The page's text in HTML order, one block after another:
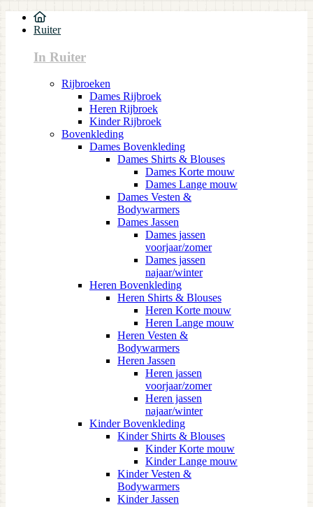
Ruiter
In Ruiter
Rijbroeken
Dames Rijbroek
Heren Rijbroek
Kinder Rijbroek
Bovenkleding
Dames Bovenkleding
Dames Shirts & Blouses
Dames Korte mouw
Dames Lange mouw
Dames Vesten &
Bodywarmers
Dames Jassen
Dames jassen
voorjaar/zomer
Dames jassen
najaar/winter
Heren Bovenkleding
Heren Shirts & Blouses
Heren Korte mouw
Heren Lange mouw
Heren Vesten &
Bodywarmers
Heren Jassen
Heren jassen
voorjaar/zomer
Heren jassen
najaar/winter
Kinder Bovenkleding
Kinder Shirts & Blouses
Kinder Korte mouw
Kinder Lange mouw
Kinder Vesten &
Bodywarmers
Kinder Jassen